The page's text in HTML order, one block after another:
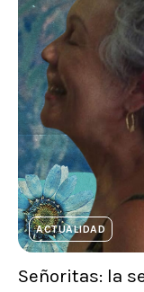
ACTUALIDAD
Señoritas: la